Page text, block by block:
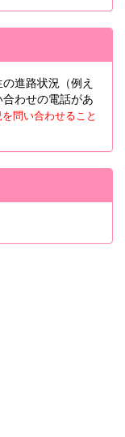
進路状況（例え
わせの電話があ
問い合わせること